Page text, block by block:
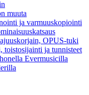
muuta
ja varmuuskopiointi
OPUS-tuki
toistosijainti ja tunnisteet
Evermusicilla